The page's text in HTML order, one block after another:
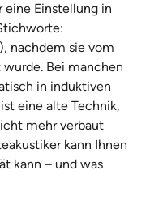
eine Einstellung in
nachdem sie vom
Bei manchen
in induktiven
eine alte Technik,
mehr verbaut
kann Ihnen
kann – und was